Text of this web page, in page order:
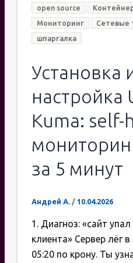
open source
Мониторинг
Сетевые
шпаргалка
Установка
настройка
Kuma: self-
за 5 минут
Андрей А. / 10.04.2026
1. Диагноз: «сайт
клиента» Сервер лёг
05:20 по крону. Ты